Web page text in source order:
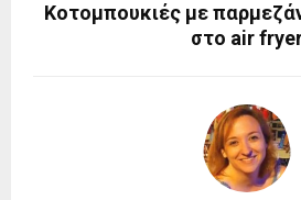
Κοτομπουκιές με
στο air